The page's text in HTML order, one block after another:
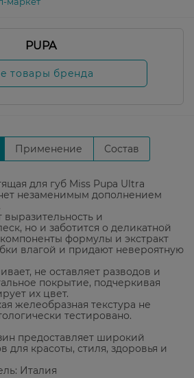
PUPA
товары бренда
Применение Состав
для губ Miss Pupa Ultra
незаменимым дополнением
и
но и заботится о деликатной
формулы и экстракт
влагой и придают невероятную
не оставляет разводов и
покрытие, подчеркивая
их цвет.
желеобразная текстура не
тестировано.
предоставляет широкий
для красоты, стиля, здоровья и
Италия